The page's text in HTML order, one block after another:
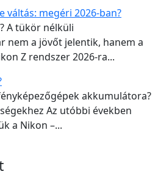
váltás: megéri 2026-ban?
A tükör nélküli
nem a jövőt jelentik, hanem a
Z rendszer 2026-ra...
akkumulátora?
Az utóbbi években
a Nikon –...